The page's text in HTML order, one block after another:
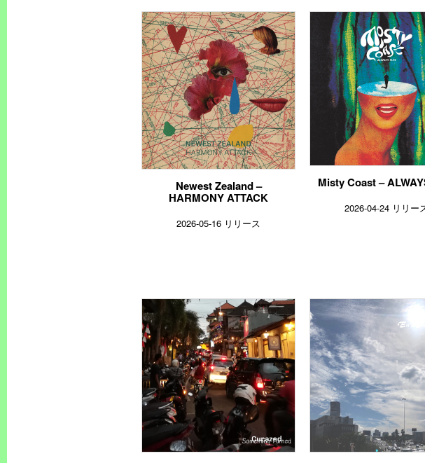
Newest Zealand –
HARMONY ATTACK
2026-05-16 リリース
Misty Coast –
2026-04-24 リリー